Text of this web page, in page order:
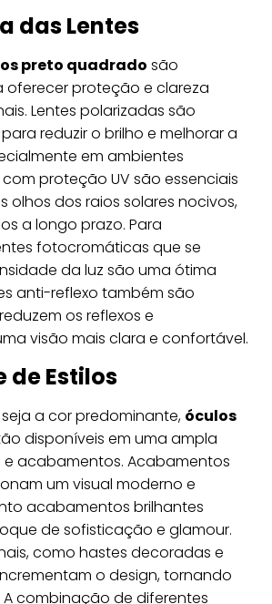
das Lentes
preto quadrado são
proteção e clareza
Lentes polarizadas são
reduzir o brilho e melhorar a
em ambientes
com proteção UV são essenciais
olhos dos raios solares nocivos,
a longo prazo. Para
fotocromáticas que se
da luz são uma ótima
anti-reflexo também são
os reflexos e
visão mais clara e confortável.
de Estilos
a cor predominante, óculos
disponíveis em uma ampla
e acabamentos. Acabamentos
um visual moderno e
acabamentos brilhantes
de sofisticação e glamour.
como hastes decoradas e
o design, tornando
combinação de diferentes